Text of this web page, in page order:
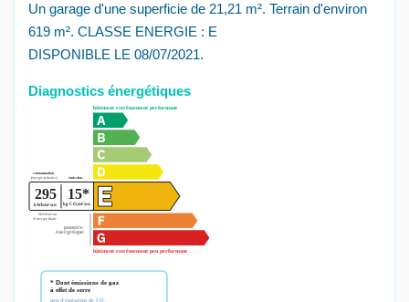
Un garage d'une superficie de 21,21 m². Terrain d'environ
619 m². CLASSE ENERGIE : E
DISPONIBLE LE 08/07/2021.
Diagnostics énergétiques